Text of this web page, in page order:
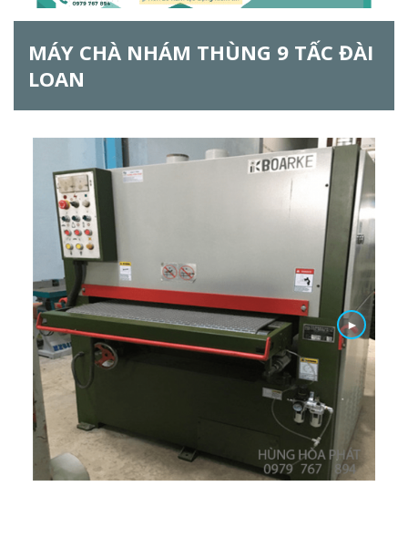
h
MÁY CHÀ NHÁM THÙNG 9 TẤC ĐÀI
LOAN
►